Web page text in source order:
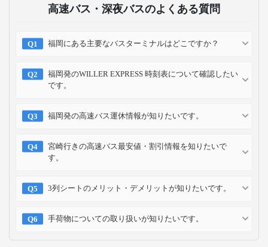
高速バス・深夜バスのよくある質問
福岡にある主要なバスターミナルはどこですか？
福岡発のWILLER EXPRESS 時刻表について確認したい
です。
福岡発の高速バス運休情報が知りたいです。
宮崎行きの高速バス最安値・割引情報を知りたいで
す。
3列シートのメリット・デメリットが知りたいです。
手荷物についての取り扱いが知りたいです。